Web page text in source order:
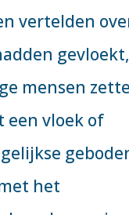
vertelden
mensen
een vloek of
het